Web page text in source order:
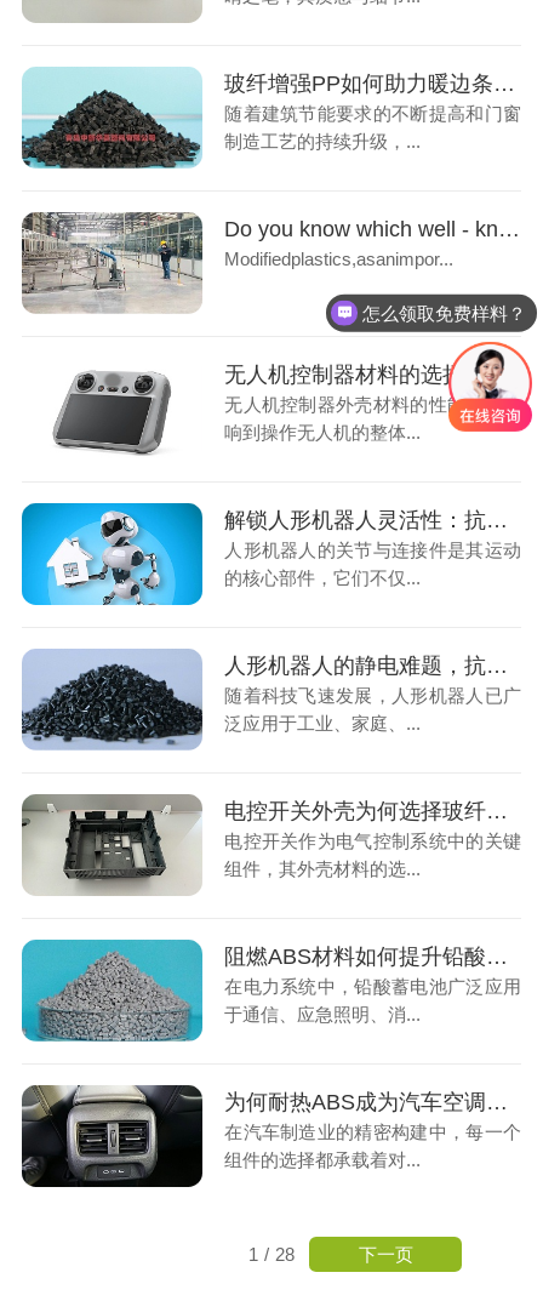
玻纤增强PP如何助力暖边条行业降本增效？
随着建筑节能要求的不断提高和门窗
制造工艺的持续升级，...
Do you know which well - known modified plastics manufacturers there are in China?
Modifiedplastics,asanimpor...
无人机控制器材料的选择：PCABS合金为何成为行业新宠？
无人机控制器外壳材料的性能直接影
响到操作无人机的整体...
解锁人形机器人灵活性：抗静电ABS材料在关节与连接件中的应用
人形机器人的关节与连接件是其运动
的核心部件，它们不仅...
人形机器人的静电难题，抗静电 ABS 材料如何巧妙化解？
随着科技飞速发展，人形机器人已广
泛应用于工业、家庭、...
电控开关外壳为何选择玻纤增强PC材料？
电控开关作为电气控制系统中的关键
组件，其外壳材料的选...
阻燃ABS材料如何提升铅酸蓄电池的安全性？
在电力系统中，铅酸蓄电池广泛应用
于通信、应急照明、消...
为何耐热ABS成为汽车空调出风口的首选材料？
在汽车制造业的精密构建中，每一个
组件的选择都承载着对...
1 / 28 下一页
怎么领取免费样料？